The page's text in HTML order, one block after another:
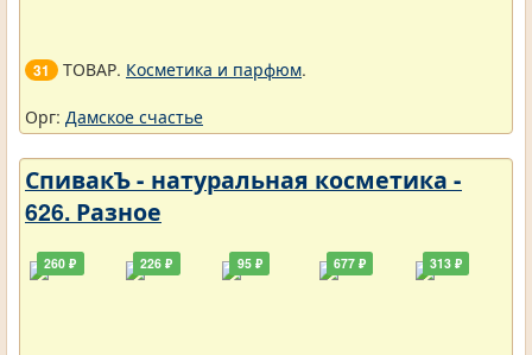
31 ТОВАР. Косметика и парфюм.
Орг: Дамское счастье
СпивакЪ - натуральная косметика -
626. Разное
260 ₽ 226 ₽ 95 ₽ 677 ₽ 313 ₽